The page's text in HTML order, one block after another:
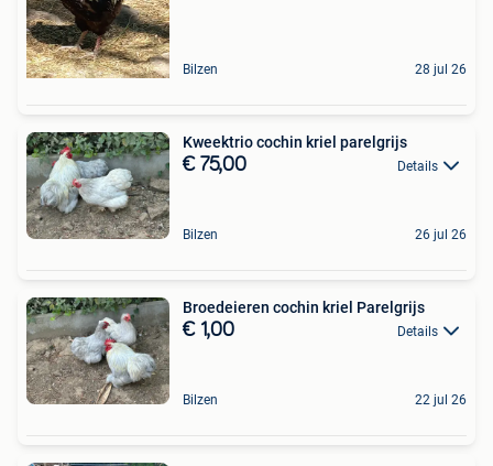
Bilzen 28 jul 26
Kweektrio cochin kriel parelgrijs
€ 75,00 Details
Bilzen 26 jul 26
Broedeieren cochin kriel Parelgrijs
€ 1,00 Details
Bilzen 22 jul 26